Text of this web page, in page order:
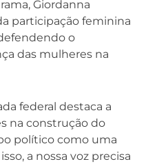
Giordanna
participação feminina
o
das mulheres na
federal destaca a
na construção do
político como uma
a nossa voz precisa